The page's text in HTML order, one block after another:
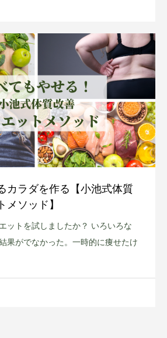
カラダを作る【小池式体質
メソッド】
ットを試しましたか？ いろいろな
果がでなかった。一時的に痩せたけ